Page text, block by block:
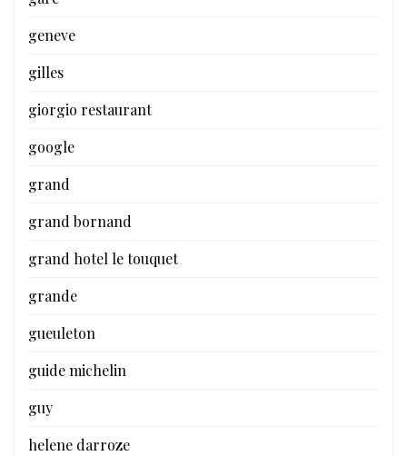
geneve
gilles
giorgio restaurant
google
grand
grand bornand
grand hotel le touquet
grande
gueuleton
guide michelin
guy
helene darroze